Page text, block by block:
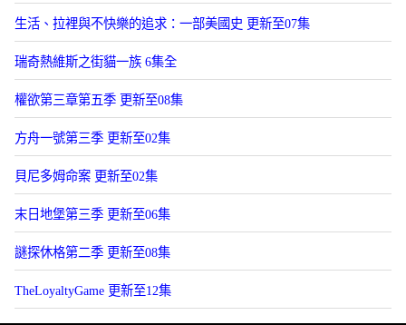
生活、拉裡與不快樂的追求：一部美國史 更新至07集
瑞奇熱維斯之街貓一族 6集全
權欲第三章第五季 更新至08集
方舟一號第三季 更新至02集
貝尼多姆命案 更新至02集
末日地堡第三季 更新至06集
謎探休格第二季 更新至08集
TheLoyaltyGame 更新至12集